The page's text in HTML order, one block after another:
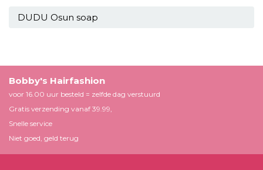
DUDU Osun soap
Bobby's Hairfashion
voor 16.00 uur besteld = zelfde dag verstuurd
Gratis verzending vanaf 39.99,
Snelle service
Niet goed, geld terug